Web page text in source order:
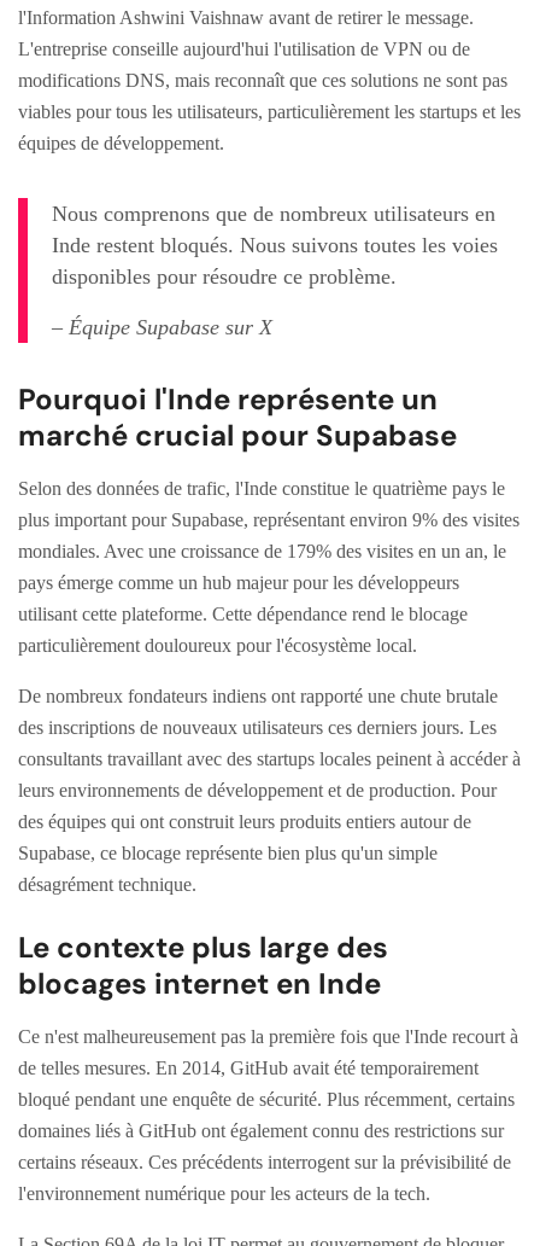
l'Information Ashwini Vaishnaw avant de retirer le message.
L'entreprise conseille aujourd'hui l'utilisation de VPN ou de
modifications DNS, mais reconnaît que ces solutions ne sont pas
viables pour tous les utilisateurs, particulièrement les startups et les
équipes de développement.
Nous comprenons que de nombreux utilisateurs en
Inde restent bloqués. Nous suivons toutes les voies
disponibles pour résoudre ce problème.
– Équipe Supabase sur X
Pourquoi l'Inde représente un
marché crucial pour Supabase
Selon des données de trafic, l'Inde constitue le quatrième pays le
plus important pour Supabase, représentant environ 9% des visites
mondiales. Avec une croissance de 179% des visites en un an, le
pays émerge comme un hub majeur pour les développeurs
utilisant cette plateforme. Cette dépendance rend le blocage
particulièrement douloureux pour l'écosystème local.
De nombreux fondateurs indiens ont rapporté une chute brutale
des inscriptions de nouveaux utilisateurs ces derniers jours. Les
consultants travaillant avec des startups locales peinent à accéder à
leurs environnements de développement et de production. Pour
des équipes qui ont construit leurs produits entiers autour de
Supabase, ce blocage représente bien plus qu'un simple
désagrément technique.
Le contexte plus large des
blocages internet en Inde
Ce n'est malheureusement pas la première fois que l'Inde recourt à
de telles mesures. En 2014, GitHub avait été temporairement
bloqué pendant une enquête de sécurité. Plus récemment, certains
domaines liés à GitHub ont également connu des restrictions sur
certains réseaux. Ces précédents interrogent sur la prévisibilité de
l'environnement numérique pour les acteurs de la tech.